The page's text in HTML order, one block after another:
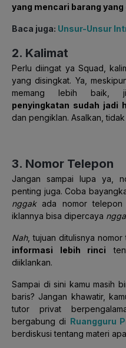
yang mencari barang
Baca juga: Unsur-Unsur
2. Kalimat
Perlu diingat ya Squad,
yang disingkat. Ya,
memang lebih baik,
penyingkatan sudah jadi
dan pengiklan. Asalkan,
3. Nomor Telepon
Jangan sampai lupa ya,
penting juga. Coba
nggakada nomor telepon
iklannya bisa dipercaya
Nah, tujuan ditulisnya
informasi lebih rinci
diiklankan.
Sampai di sini kamu masih
baris? Jangan khawatir,
tutor privat
bergabung di Ruangguru
berdiskusi tentang materi